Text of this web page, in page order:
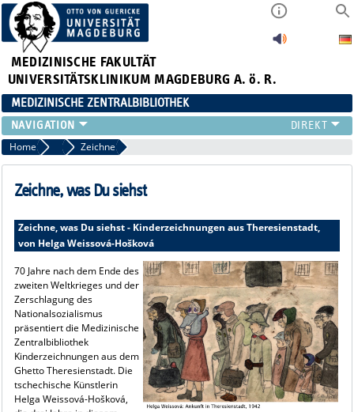
MEDIZINISCHE FAKULTÄT
UNIVERSITÄTSKLINIKUM MAGDEBURG A. ö. R.
MEDIZINISCHE ZENTRALBIBLIOTHEK
LITERATURSUCHE
SERVICE
INFORMATIONSKOMPETENZ
PUBLIZIEREN
NEU HIER?
Home 2015 Zeichne
Zeichne, was Du siehst
Zeichne, was Du siehst - Kinderzeichnungen aus Theresienstadt,
von Helga Weissová-Hošková
70 Jahre nach dem Ende des
zweiten Weltkrieges und der
Zerschlagung des
Nationalsozialismus
präsentiert die Medizinische
Zentralbibliothek
Kinderzeichnungen aus dem
Ghetto Theresienstadt. Die
tschechische Künstlerin
Helga Weissová-Hošková,